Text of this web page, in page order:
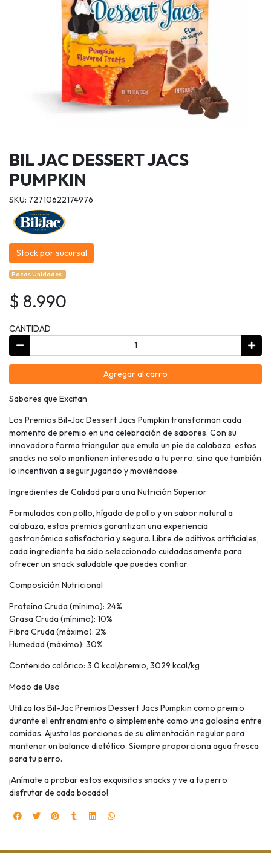
BIL JAC DESSERT JACS
PUMPKIN
SKU: 72710622174976
Stock por sucursal
Pocas Unidades.
$ 8.990
CANTIDAD
Agregar al carro
Sabores que Excitan
Los Premios Bil-Jac Dessert Jacs Pumpkin transforman cada
momento de premio en una celebración de sabores. Con su
innovadora forma triangular que emula un pie de calabaza, estos
snacks no solo mantienen interesado a tu perro, sino que también
lo incentivan a seguir jugando y moviéndose.
Ingredientes de Calidad para una Nutrición Superior
Formulados con pollo, hígado de pollo y un sabor natural a
calabaza, estos premios garantizan una experiencia
gastronómica satisfactoria y segura. Libre de aditivos artificiales,
cada ingrediente ha sido seleccionado cuidadosamente para
ofrecer un snack saludable que puedes confiar.
Composición Nutricional
Proteína Cruda (mínimo): 24%
Grasa Cruda (mínimo): 10%
Fibra Cruda (máximo): 2%
Humedad (máximo): 30%
Contenido calórico: 3.0 kcal/premio, 3029 kcal/kg
Modo de Uso
Utiliza los Bil-Jac Premios Dessert Jacs Pumpkin como premio
durante el entrenamiento o simplemente como una golosina entre
comidas. Ajusta las porciones de su alimentación regular para
mantener un balance dietético. Siempre proporciona agua fresca
para tu perro.
¡Anímate a probar estos exquisitos snacks y ve a tu perro
disfrutar de cada bocado!